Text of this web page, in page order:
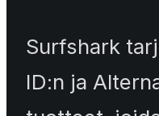
Surfshark
ID:n ja